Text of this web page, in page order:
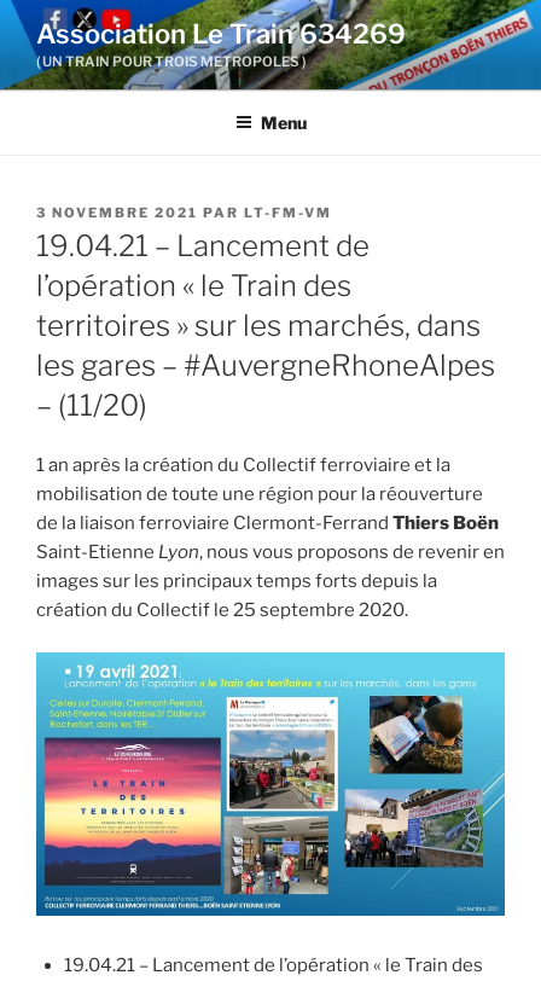
Aller
contenu
Association Le Train 634269
( UN TRAIN POUR TROIS METROPOLES )
Menu
PUBLIÉ
LE
3 NOVEMBRE 2021 PAR LT-FM-VM
19.04.21 – Lancement de
l’opération « le Train des
territoires » sur les marchés, dans
les gares – #AuvergneRhoneAlpes
– (11/20)
1 an après la création du Collectif ferroviaire et la
mobilisation de toute une région pour la réouverture
de la liaison ferroviaire Clermont-Ferrand Thiers Boën
Saint-Etienne Lyon, nous vous proposons de revenir en
images sur les principaux temps forts depuis la
création du Collectif le 25 septembre 2020.
19.04.21 – Lancement de l’opération « le Train des